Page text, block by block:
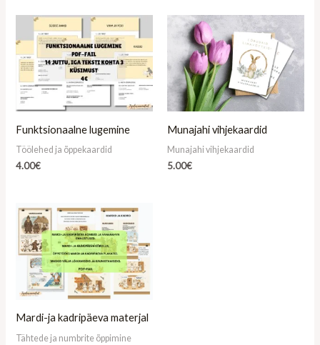
Funktsionaalne lugemine
Töölehed ja õppekaardid
4.00€
Munajahi vihjekaardid
Munajahi vihjekaardid
5.00€
Mardi-ja kadripäeva materjal
Tähtede ja numbrite õppimine